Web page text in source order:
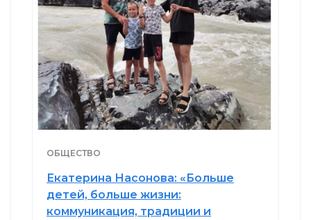
ОБЩЕСТВО
Екатерина Насонова: «Больше
детей, больше жизни:
коммуникация, традиции и